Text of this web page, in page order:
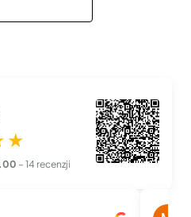
– 14 recenzji